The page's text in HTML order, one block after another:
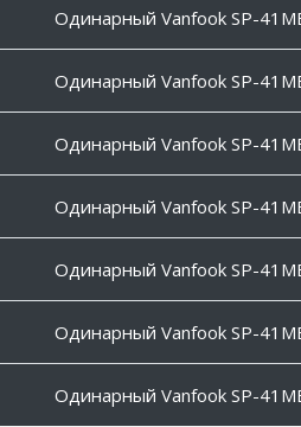
Одинарный Vanfook SP-
Одинарный Vanfook SP-
Одинарный Vanfook SP-
Одинарный Vanfook SP-
Одинарный Vanfook SP-
Одинарный Vanfook SP-
Одинарный Vanfook SP-